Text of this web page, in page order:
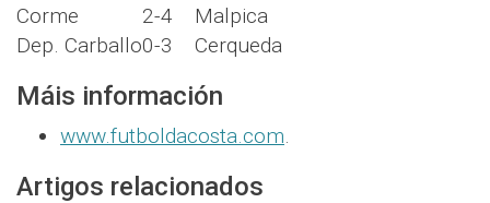
Corme
2-4
Malpica
Dep. Carballo0-3 Cerqueda
Máis información
www.futboldacosta.com.
Artigos relacionados